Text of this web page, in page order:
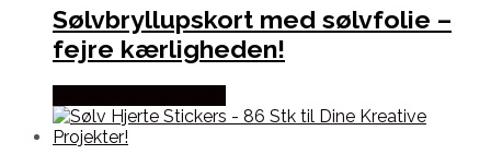
Sølvbryllupskort med sølvfolie –
fejre kærligheden!